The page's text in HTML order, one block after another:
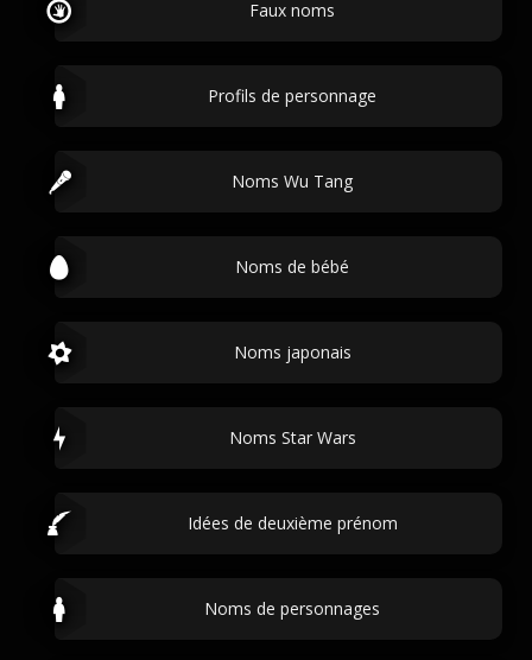
Faux noms
Profils de personnage
Noms Wu Tang
Noms de bébé
Noms japonais
Noms Star Wars
Idées de deuxième prénom
Noms de personnages